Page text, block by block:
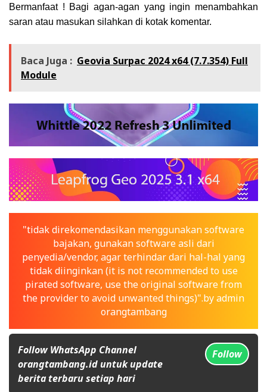
Bermanfaat ! Bagi agan-agan yang ingin menambahkan
saran atau masukan silahkan di kotak komentar.
Baca Juga : Geovia Surpac 2024 x64 (7.7.354) Full
Module
"tidak direkomendasikan menggunakan software
bajakan, gunakan software asli dari
penyedia/vendor, agar terhindar dari hal-hal yang
tidak diinginkan (it is not recommended to use
pirated software, use the original software from
the provider to avoid unwanted things)".by admin
orangtambang
Follow WhatsApp Channel
orangtambang.id untuk update
berita terbaru setiap hari
Follow